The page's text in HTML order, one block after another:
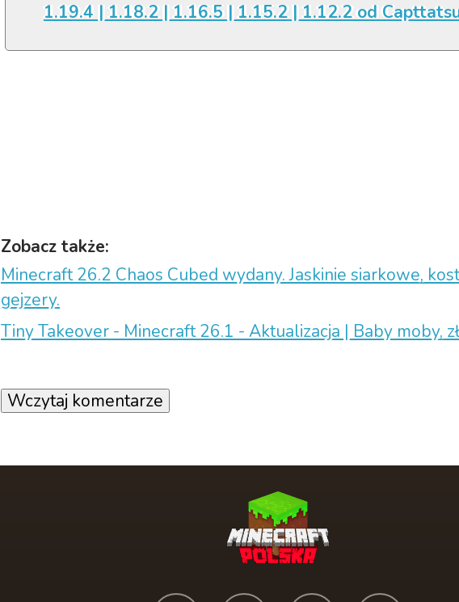
1.19.4 | 1.18.2 | 1.16.5 | 1.15.2 | 1.12.2 od
Zobacz także:
Minecraft 26.2 Chaos Cubed wydany. Jaskinie siarkowe,
gejzery.
Tiny Takeover - Minecraft 26.1 - Aktualizacja | Baby moby,
Wczytaj komentarze